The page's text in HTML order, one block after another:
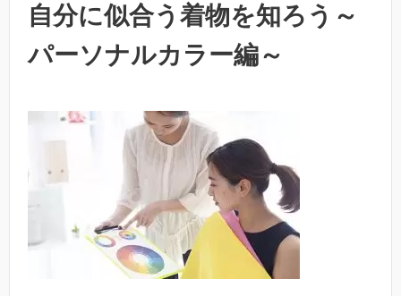
自分に似合う着物を知ろう～
パーソナルカラー編～